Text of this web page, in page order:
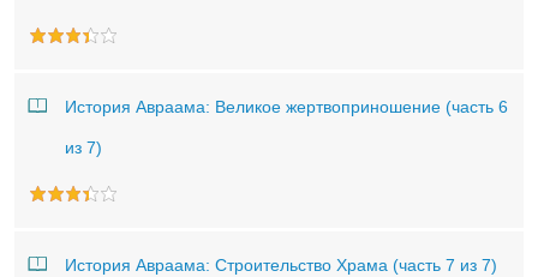
История Авраама: Великое жертвоприношение (часть 6
из 7)
История Авраама: Строительство Храма (часть 7 из 7)